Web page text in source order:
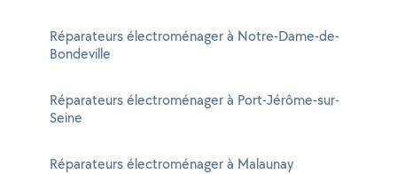
Réparateurs électroménager à Notre-Dame-de-
Bondeville
Réparateurs électroménager à Port-Jérôme-sur-
Seine
Réparateurs électroménager à Malaunay